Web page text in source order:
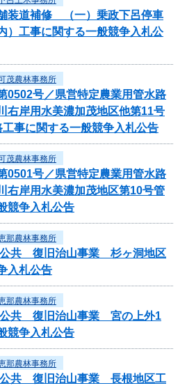
装道補修 （一）乗政下呂停車
）工事に関する一般競争入札公
茂農林事務所
0502号／県営特定農業用管水路
右岸用水美濃加茂地区他第11号
事に関する一般競争入札公告
茂農林事務所
0501号／県営特定農業用管水路
右岸用水美濃加茂地区第10号管
競争入札公告
那農林事務所
公共 復旧治山事業 杉ヶ洞地区
入札公告
那農林事務所
公共 復旧治山事業 宮の上外1
競争入札公告
那農林事務所
公共 復旧治山事業 長根地区工